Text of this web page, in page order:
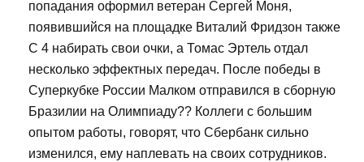
попадания оформил ветеран Сергей Моня,
появившийся на площадке Виталий Фридзон также
C 4 набирать свои очки, а Томас Эртель отдал
несколько эффектных передач. После победы в
Суперкубке России Малком отправился в сборную
Бразилии на Олимпиаду?? Коллеги с большим
опытом работы, говорят, что Сбербанк сильно
изменился, ему наплевать на своих сотрудников.